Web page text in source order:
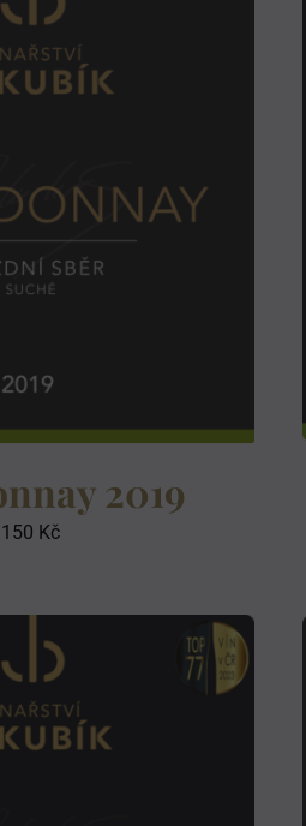
2019
150 Kč